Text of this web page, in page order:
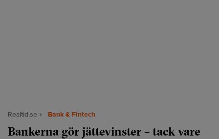
Realtid.se Bank & Fintech
Bankerna gör jättevinster – tack vare